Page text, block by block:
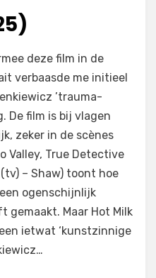
deze film in de
verbaasde me initieel
’trauma-
De film is bij vlagen
zeker in de scènes
Valley, True Detective
– Shaw) toont hoe
ogenschijnlijk
gemaakt. Maar Hot Milk
ietwat ‘kunstzinnige